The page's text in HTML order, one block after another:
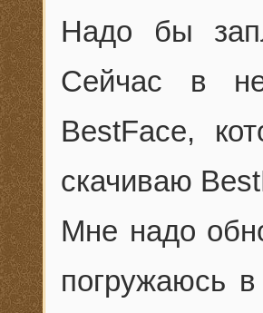
Надо бы
Сейчас в
BestFace,
скачиваю
Мне надо
погружаюсь